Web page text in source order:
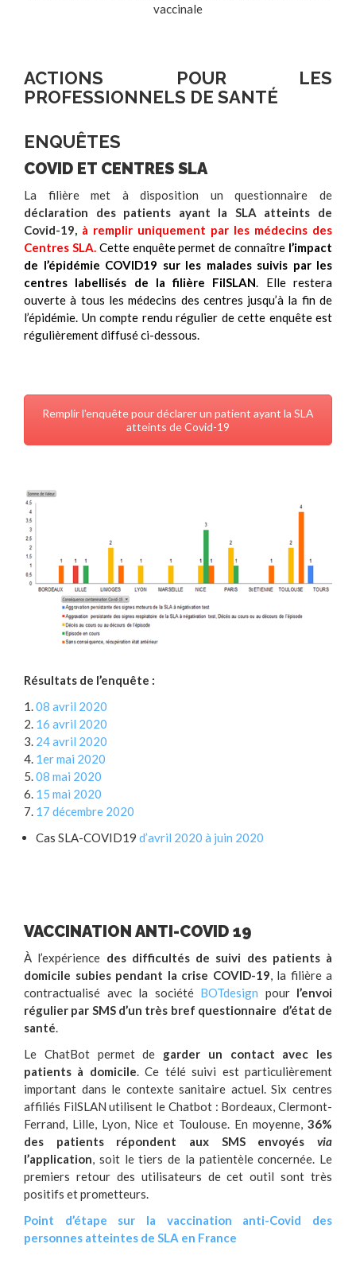
vaccinale
ACTIONS POUR LES
PROFESSIONNELS DE SANTÉ
ENQUÊTES
COVID ET CENTRES SLA
La filière met à disposition un questionnaire de
déclaration des patients ayant la SLA atteints de
Covid-19, à remplir uniquement par les médecins des
Centres SLA. Cette enquête permet de connaître l’impact
de l’épidémie COVID19 sur les malades suivis par les
centres labellisés de la filière FilSLAN. Elle restera
ouverte à tous les médecins des centres jusqu’à la fin de
l’épidémie. Un compte rendu régulier de cette enquête est
régulièrement diffusé ci-dessous.
Remplir l'enquête pour déclarer un patient ayant la SLA
atteints de Covid-19
Résultats de l’enquête :
08 avril 2020
16 avril 2020
24 avril 2020
1er mai 2020
08 mai 2020
15 mai 2020
17 décembre 2020
Cas SLA-COVID19 d’avril 2020 à juin 2020
VACCINATION ANTI-COVID 19
À l’expérience des difficultés de suivi des patients à
domicile subies pendant la crise COVID-19, la filière a
contractualisé avec la société BOTdesign pour l’envoi
régulier par SMS d’un très bref questionnaire d’état de
santé.
Le ChatBot permet de garder un contact avec les
patients à domicile. Ce télé suivi est particulièrement
important dans le contexte sanitaire actuel. Six centres
affiliés FilSLAN utilisent le Chatbot : Bordeaux, Clermont-
Ferrand, Lille, Lyon, Nice et Toulouse. En moyenne, 36%
des patients répondent aux SMS envoyés via
l’application, soit le tiers de la patientèle concernée. Le
premiers retour des utilisateurs de cet outil sont très
positifs et prometteurs.
Point d’étape sur la vaccination anti-Covid des
personnes atteintes de SLA en France